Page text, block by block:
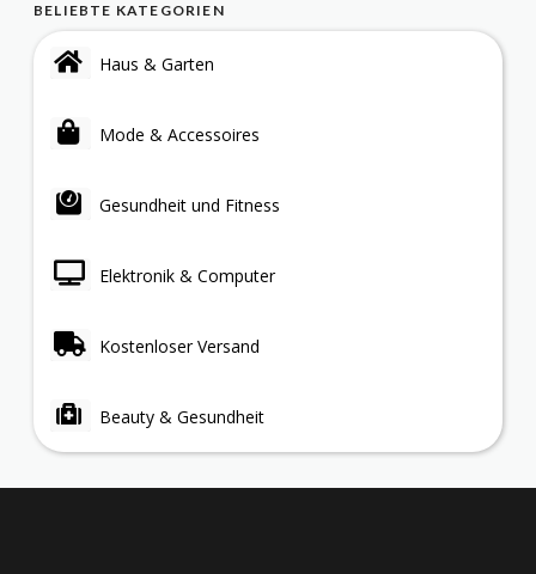
BELIEBTE KATEGORIEN
Haus & Garten
Mode & Accessoires
Gesundheit und Fitness
Elektronik & Computer
Kostenloser Versand
Beauty & Gesundheit